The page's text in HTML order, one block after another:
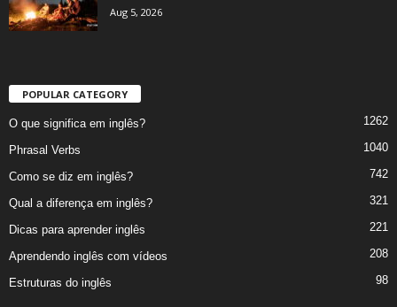
Aug 5, 2026
POPULAR CATEGORY
O que significa em inglês? 1262
Phrasal Verbs 1040
Como se diz em inglês? 742
Qual a diferença em inglês? 321
Dicas para aprender inglês 221
Aprendendo inglês com vídeos 208
Estruturas do inglês 98